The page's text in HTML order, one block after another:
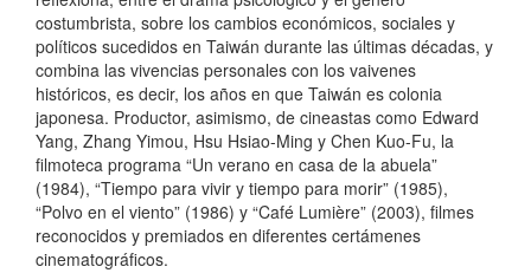
costumbrista, sobre los cambios económicos, sociales y
políticos sucedidos en Taiwán durante las últimas décadas, y
combina las vivencias personales con los vaivenes
históricos, es decir, los años en que Taiwán es colonia
japonesa. Productor, asimismo, de cineastas como Edward
Yang, Zhang Yimou, Hsu Hsiao-Ming y Chen Kuo-Fu, la
filmoteca programa “Un verano en casa de la abuela”
(1984), “Tiempo para vivir y tiempo para morir” (1985),
“Polvo en el viento” (1986) y “Café Lumière” (2003), filmes
reconocidos y premiados en diferentes certámenes
cinematográficos.